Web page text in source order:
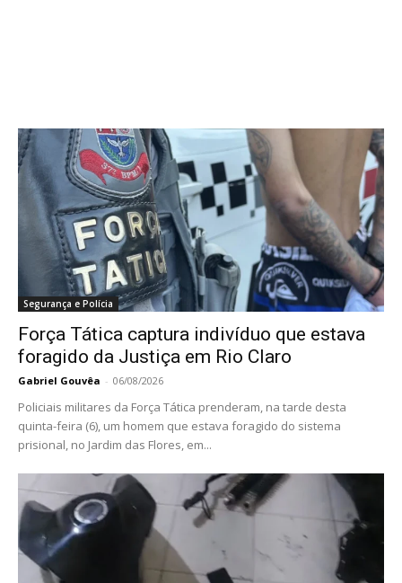
Segurança e Polícia
Força Tática captura indivíduo que estava
foragido da Justiça em Rio Claro
Gabriel Gouvêa - 06/08/2026
Policiais militares da Força Tática prenderam, na tarde desta
quinta-feira (6), um homem que estava foragido do sistema
prisional, no Jardim das Flores, em...